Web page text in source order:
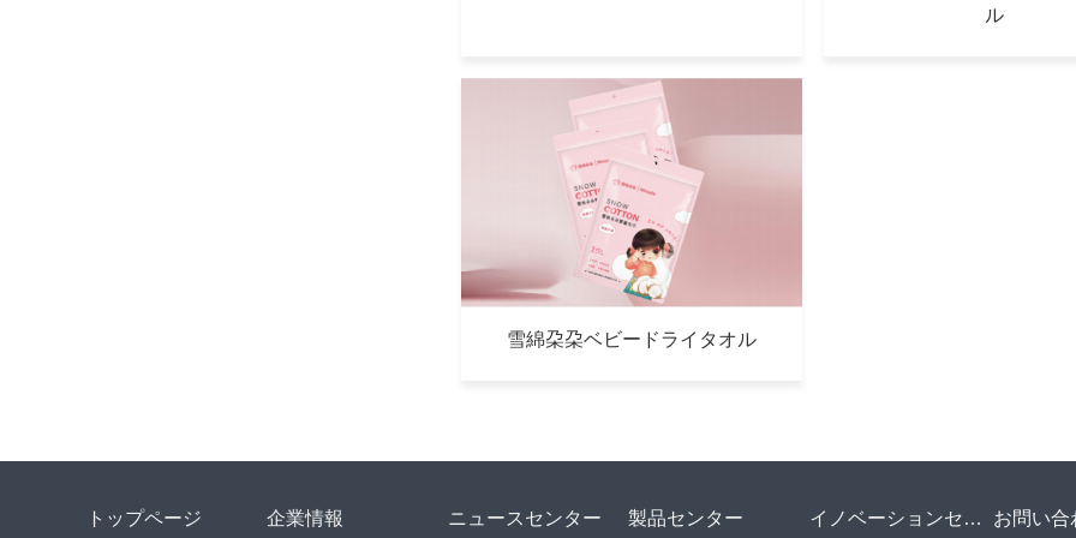
ル
雪綿朶朶ベビードライタオル
トップページ 企業情報 ニュースセンター 製品センター イノベーションセンター お問い合